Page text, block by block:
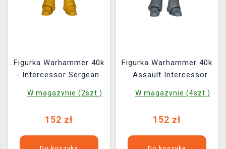
Figurka Warhammer 40k
- Intercessor Sergeant
W magazynie (2szt.)
152 zł
Figurka Warhammer 40k
- Assault Intercessor
(McFarlane)
W magazynie (4szt.)
152 zł